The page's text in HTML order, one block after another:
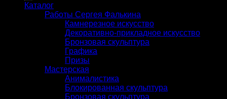
Каталог
Работы Сергея Фалькина
Камнерезное искусство
Декоративно-прикладное искусство
Бронзовая скульптура
Графика
Призы
Мастерская
Анималистика
Блокированная скульптура
Бронзовая скульптура